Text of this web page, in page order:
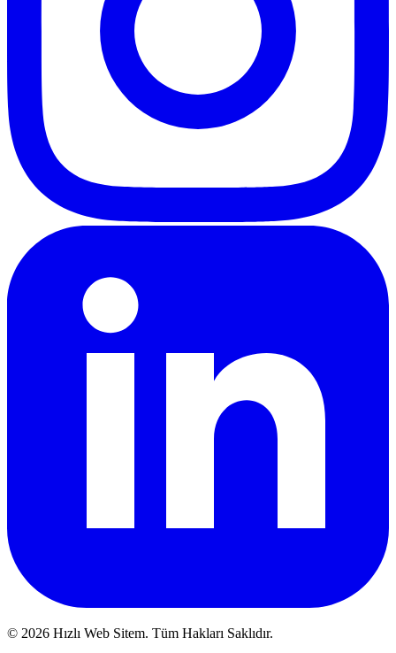
© 2026 Hızlı Web Sitem. Tüm Hakları Saklıdır.